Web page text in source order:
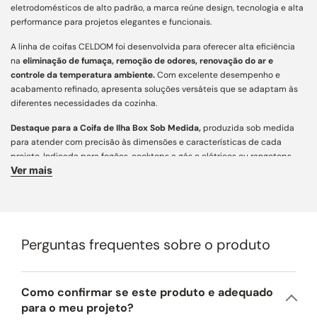
eletrodomésticos de alto padrão, a marca reúne design, tecnologia e alta
performance para projetos elegantes e funcionais.
A linha de coifas CELDOM foi desenvolvida para oferecer alta eficiência
na eliminação de fumaça, remoção de odores, renovação do ar e
controle da temperatura ambiente.Com excelente desempenho e
acabamento refinado, apresenta soluções versáteis que se adaptam às
diferentes necessidades da cozinha.
Destaque para a Coifa de Ilha Box Sob Medida,produzida sob medida
para atender com precisão às dimensões e características de cada
projeto. Indicada para fogões, cooktops a gás e elétricos ou rangetops,
assegura captação eficiente de fumaça e odores, aliando funcionalidade,
Acabamento e Design:desenvolvida com mais de 160 variações
para integração arquitetônica aos mais diversos projetos. Fabricada em
aço inox AISI 430 de alta resistência, une estética atemporal,
acabamento refinado e longa vida útil. Para regiões litorâneas,
recomendamos a opção em aço inox AISI 304 (preço sob consulta).
Ver mais
Perguntas frequentes sobre o produto
Como confirmar se este produto e adequado
para o meu projeto?